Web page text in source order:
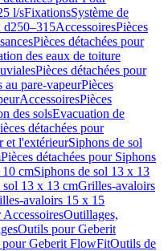
l/sFixationsSystème de
d250–315AccessoiresPièces
Pièces détachées pour
des eaux de toiture
Pièces détachées pour
au pare-vapeurPièces
AccessoiresPièces
des solsEvacuation de
détachées pour
et l'extérieurSiphons de sol
Pièces détachées pour Siphons
10 cmSiphons de sol 13 x 13
sol 13 x 13 cmGrilles-avaloirs
avaloirs 15 x 15
AccessoiresOutillages,
Outils pour Geberit
pour Geberit FlowFitOutils de